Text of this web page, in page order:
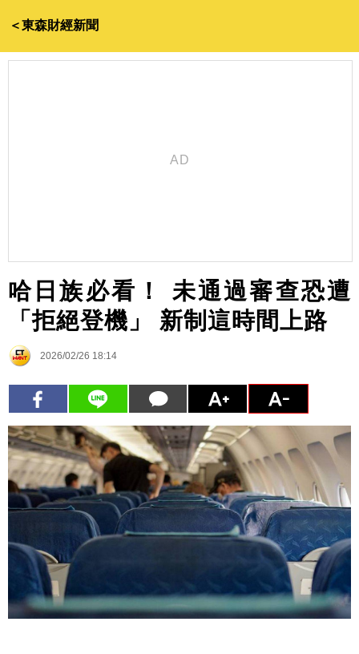
＜東森財經新聞
哈日族必看！ 未通過審查恐遭
「拒絕登機」 新制這時間上路
2026/02/26 18:14